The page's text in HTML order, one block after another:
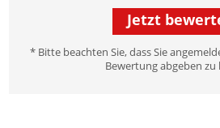
Jetzt
* Bitte beachten Sie, dass Sie
Bewertung abgeben zu